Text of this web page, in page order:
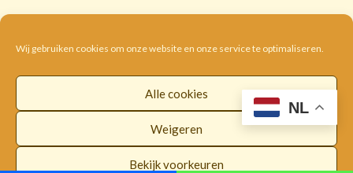
Wij gebruiken cookies om onze website en onze service te optimaliseren.
Alle cookies
Weigeren
Bekijk voorkeuren
Disclaimer
Privacybeleid
Algemene voorwaarden
Facebook
NL